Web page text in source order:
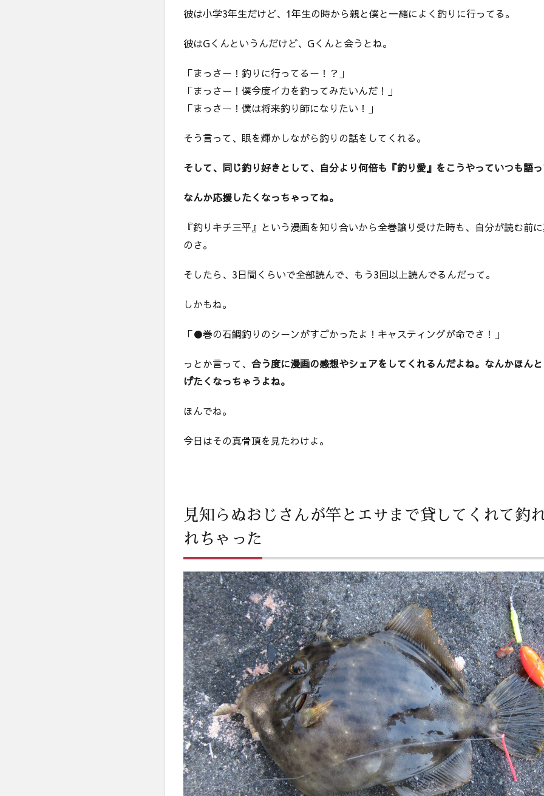
好き
めて
2
見
知
お
さ
が
エ
サ
で
て
れ
釣
た
ま
く
れ
3
成
の
一
番
の
力
は
好
き
を
超
え
た
そ
の
も
の
へ
の
愛
彼は小学3年生だけど、1年生の時から親と僕と一緒によく釣りに行ってる。
彼はGくんというんだけど、Gくんと会うとね。
「まっさー！釣りに行ってるー！？」
「まっさー！僕今度イカを釣ってみたいんだ！」
「まっさー！僕は将来釣り師になりたい！」
そう言って、眼を輝かしながら釣りの話をしてくれる。
そして、同じ釣り好きとして、自分より何倍も『釣り愛』をこうやっていつも語
なんか応援したくなっちゃってね。
『釣りキチ三平』という漫画を知り合いから全巻譲り受けた時も、自分が読む前
のさ。
そしたら、3日間くらいで全部読んで、もう3回以上読んでるんだって。
しかもね。
「●巻の石鯛釣りのシーンがすごかったよ！キャスティングが命でさ！」
っとか言って、 合う度に漫画の感想やシェアをしてくれるんだよね。なんかほん
げたくなっちゃうよね。
ほんでね。
今日はその真骨頂を見たわけよ。
見知らぬおじさんが竿とエサまで貸してくれて釣
れちゃった